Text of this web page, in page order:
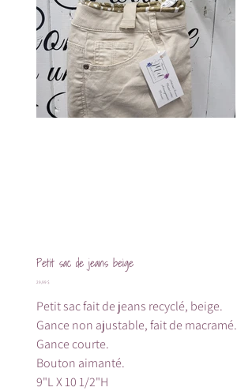
Petit sac de jeans beige
Prix
29,99 $
Petit sac fait de jeans recyclé, beige.
Gance non ajustable, fait de macramé.
Gance courte.
Bouton aimanté.
9"L X 10 1/2"H